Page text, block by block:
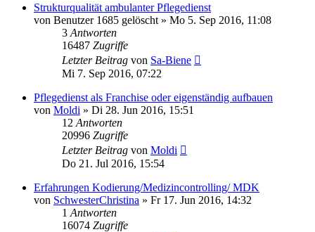
Strukturqualität ambulanter Pflegedienst
von Benutzer 1685 gelöscht » Mo 5. Sep 2016, 11:08
3 Antworten
16487 Zugriffe
Letzter Beitrag von Sa-Biene
Mi 7. Sep 2016, 07:22
Pflegedienst als Franchise oder eigenständig aufbauen
von Moldi » Di 28. Jun 2016, 15:51
12 Antworten
20996 Zugriffe
Letzter Beitrag von Moldi
Do 21. Jul 2016, 15:54
Erfahrungen Kodierung/Medizincontrolling/ MDK
von SchwesterChristina » Fr 17. Jun 2016, 14:32
1 Antworten
16074 Zugriffe